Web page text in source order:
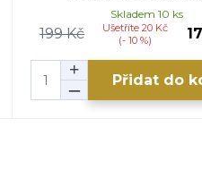
199 Kč
Ušetříte 20 Kč
(- 10 %)
Skladem 10 ks
Přidat do